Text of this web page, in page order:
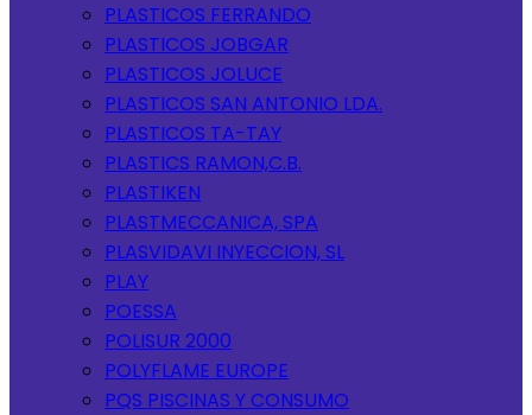
PLASTICOS FERRANDO
PLASTICOS JOBGAR
PLASTICOS JOLUCE
PLASTICOS SAN ANTONIO LDA.
PLASTICOS TA-TAY
PLASTICS RAMON,C.B.
PLASTIKEN
PLASTMECCANICA, SPA
PLASVIDAVI INYECCION, SL
PLAY
POESSA
POLISUR 2000
POLYFLAME EUROPE
PQS PISCINAS Y CONSUMO